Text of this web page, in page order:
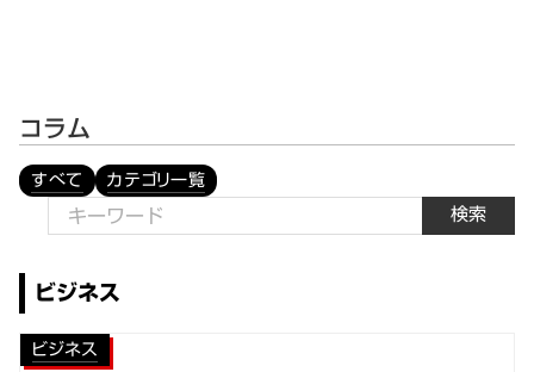
コラム
すべて カテゴリ一覧
検索
ビジネス
ビジネス